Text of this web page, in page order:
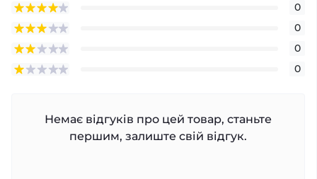
0
0
0
0
Немає відгуків про цей товар, станьте
першим, залиште свій відгук.